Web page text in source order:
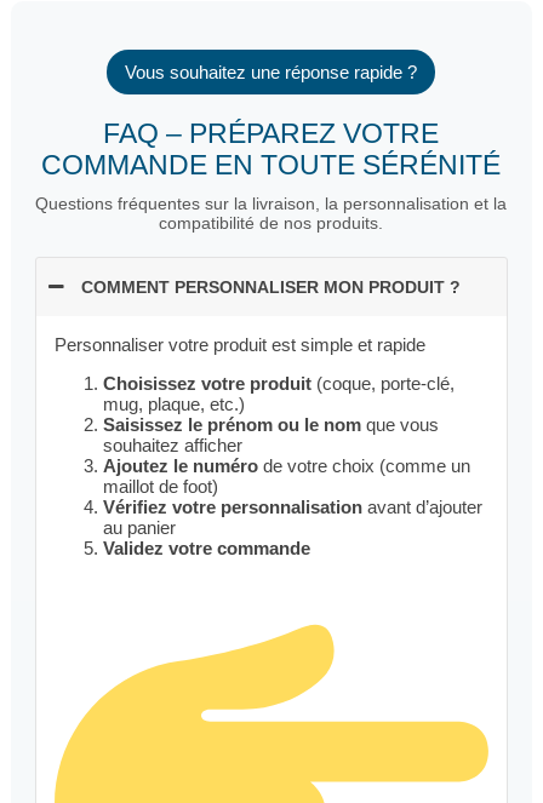
Vous souhaitez une réponse rapide ?
FAQ – PRÉPAREZ VOTRE
COMMANDE EN TOUTE SÉRÉNITÉ
Questions fréquentes sur la livraison, la personnalisation et la
compatibilité de nos produits.
COMMENT PERSONNALISER MON PRODUIT ?
Personnaliser votre produit est simple et rapide
Choisissez votre produit(coque, porte-clé,
mug, plaque, etc.)
Saisissez le prénom ou le nomque vous
souhaitez afficher
Ajoutez le numérode votre choix (comme un
maillot de foot)
Vérifiez votre personnalisationavant d’ajouter
au panier
Validez votre commande